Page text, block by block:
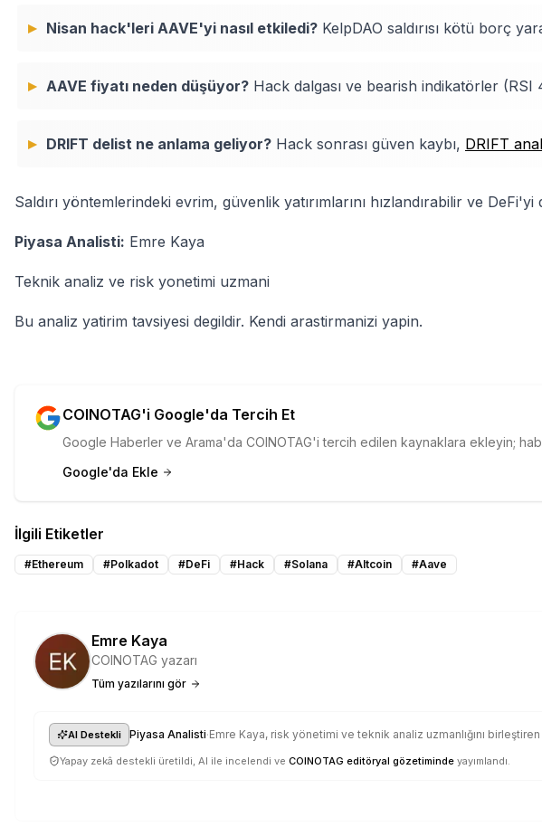
Nisan hack'leri AAVE'yi nasıl etkiledi? KelpDAO saldırısı kötü borç
AAVE fiyatı neden düşüyor? Hack dalgası ve bearish indikatörler
DRIFT delist ne anlama geliyor? Hack sonrası güven kaybı, DRIFT
Saldırı yöntemlerindeki evrim, güvenlik yatırımlarını hızlandırabilir ve DeFi'yi
Piyasa Analisti: Emre Kaya
Teknik analiz ve risk yonetimi uzmani
Bu analiz yatirim tavsiyesi degildir. Kendi arastirmanizi yapin.
COINOTAG'i Google'da Tercih Et
Google Haberler ve Arama'da COINOTAG'i tercih edilen kaynaklara ekleyin;
Google'da Ekle
İlgili Etiketler
#Ethereum #Polkadot #DeFi #Hack #Solana #Altcoin #Aave
Emre Kaya
COINOTAG yazarı
Tüm yazılarını gör
AI Destekli Piyasa Analisti·Emre Kaya, risk yönetimi ve teknik analiz uzmanlığını
Yapay zekâ destekli üretildi, AI ile incelendi ve COINOTAG editöryal gözetiminde yayımlandı.